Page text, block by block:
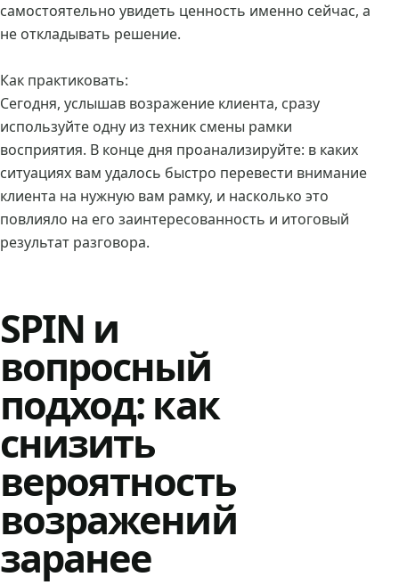
самостоятельно увидеть ценность именно сейчас, а
не откладывать решение.
Как практиковать:
Сегодня, услышав возражение клиента, сразу
используйте одну из техник смены рамки
восприятия. В конце дня проанализируйте: в каких
ситуациях вам удалось быстро перевести внимание
клиента на нужную вам рамку, и насколько это
повлияло на его заинтересованность и итоговый
результат разговора.
SPIN и
вопросный
подход: как
снизить
вероятность
возражений
заранее